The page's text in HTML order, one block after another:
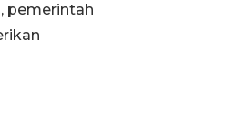
pemerintah